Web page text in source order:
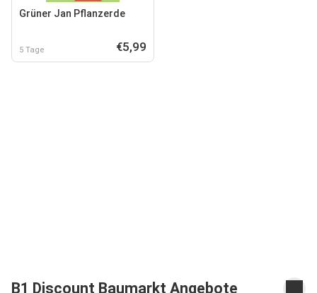
Grüner Jan Pflanzerde
5 Tage €5,99
B1 Discount Baumarkt Angebote